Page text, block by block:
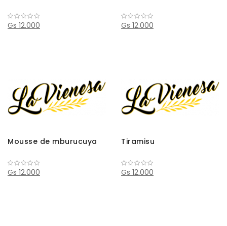
Gs 12.000 Gs 12.000
Mousse de mburucuya
Gs 12.000
Tiramisu
Gs 12.000